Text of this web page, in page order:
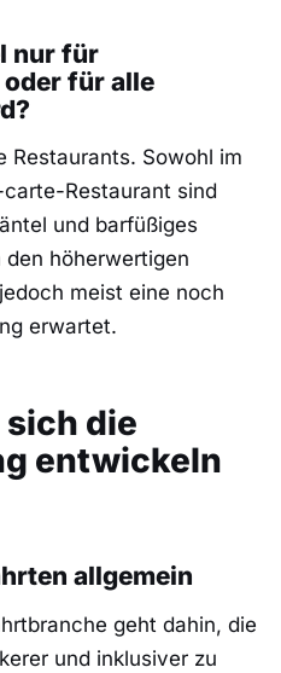
nur für
für alle
Restaurants. Sowohl im
Restaurant sind
und barfüßiges
höherwertigen
meist eine noch
erwartet.
die
entwickeln
allgemein
geht dahin, die
und inklusiver zu